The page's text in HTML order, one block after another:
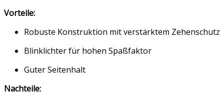
Vorteile:
Robuste Konstruktion mit verstärktem Zehenschutz
Blinklichter für hohen Spaßfaktor
Guter Seitenhalt
Nachteile: